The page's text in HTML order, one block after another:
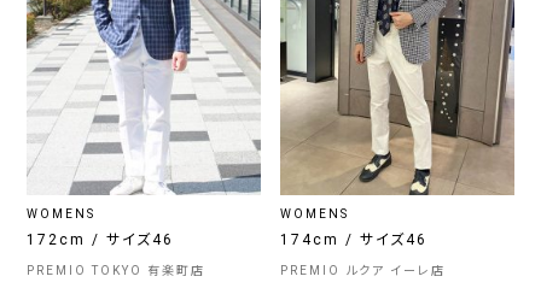
WOMENS
172cm / サイズ46
PREMIO TOKYO 有楽町店
WOMENS
174cm / サイズ46
PREMIO ルクア イーレ店